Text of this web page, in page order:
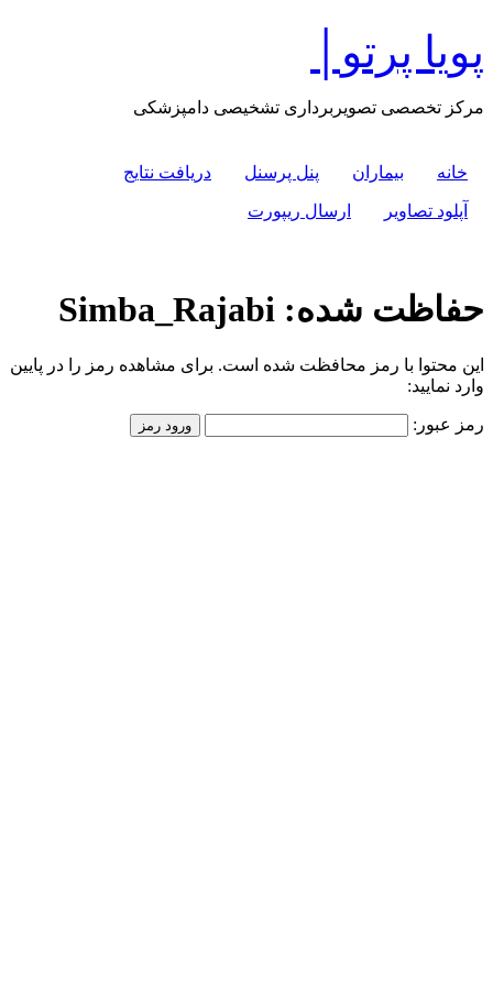
محتوا
پویا پرتو│
مرکز تخصصی تصویربرداری تشخیصی دامپزشکی
خانه بیماران پنل پرسنل دریافت نتایج
آپلود تصاویر ارسال ریپورت
حفاظت شده: Simba_Rajabi
این محتوا با رمز محافظت شده است. برای مشاهده رمز را در پایین
وارد نمایید:
رمز عبور: